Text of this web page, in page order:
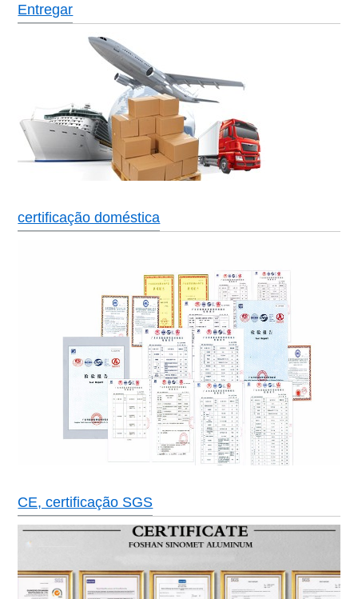
Entregar
certificação doméstica
CE, certificação SGS